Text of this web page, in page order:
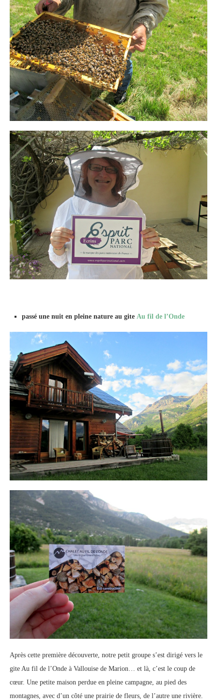
passé une nuit en pleine nature au gite Au fil de l’Onde
Après cette première découverte, notre petit groupe s’est dirigé vers le
gite Au fil de l’Onde à Vallouise de Marion… et là, c’est le coup de
cœur. Une petite maison perdue en pleine campagne, au pied des
montagnes, avec d’un côté une prairie de fleurs, de l’autre une rivière.